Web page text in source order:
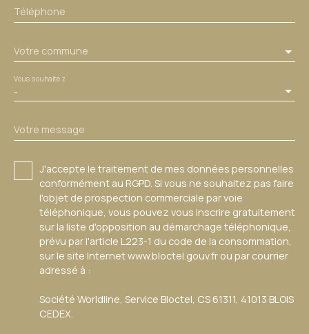
Téléphone
Votre commune
-
Vous souhaitez
Votre message
J'accepte le traitement de mes données personnelles
conformément au RGPD. Si vous ne souhaitez pas faire
l'objet de prospection commerciale par voie
téléphonique, vous pouvez vous inscrire gratuitement
sur la liste d'opposition au démarchage téléphonique,
prévu par l'article L223-1 du code de la consommation,
sur le site Internet www.bloctel.gouv.fr ou par courrier
adressé à :
Société Worldline, Service Bloctel, CS 61311, 41013 BLOIS
CEDEX.